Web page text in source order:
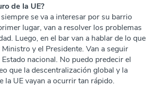
de la UE?
se va a interesar por su barrio
lugar, van a resolver los problemas
Luego, en el bar van a hablar de lo que
y el Presidente. Van a seguir
nacional. No puedo predecir el
que la descentralización global y la
la UE vayan a ocurrir tan rápido.